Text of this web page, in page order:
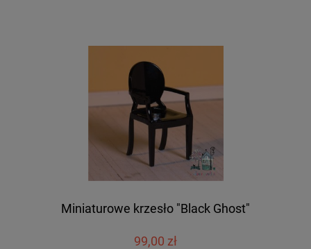
Miniaturowe krzesło "Black Ghost"
99,00 zł